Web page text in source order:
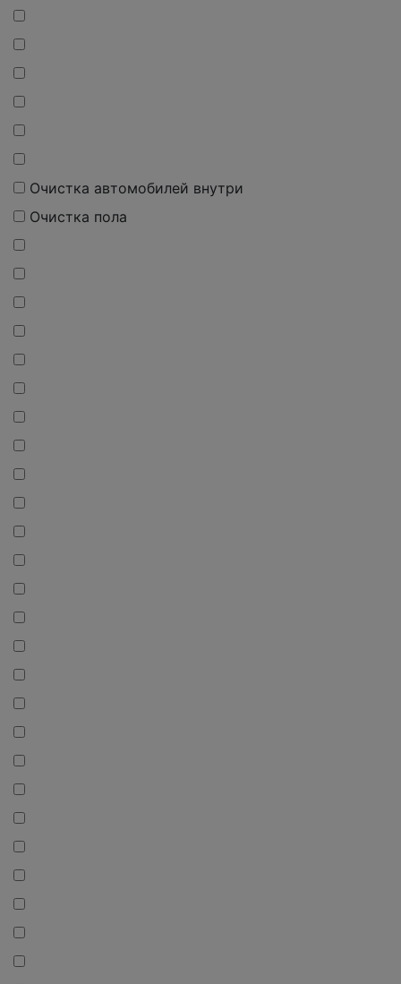
Очистка автомобилей внутри
Очистка пола